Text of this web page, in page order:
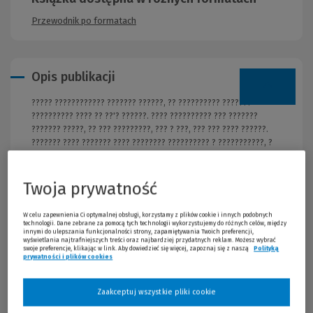
Opis publikacji
????? ???????????? ??????? ??????, ?? ?????????? ???????
?????????? ???? ?? ??'? ??????. ???? ?????????? ??? ???????
??????? ?????, ?? ??? ?????????, ??? ? ???, ??? ??? ???? ??????.
??????? ???? ??????? ???? ???????? ?????????? ? ???????????, ?
?????? ??? ???? ???????, ??????? ?????????? (Agnieszka
Czerwińska), ??????? ??? ??, ??? ??????? ???? ??????????,
???????? ???????? ? ??????? ???????? ??? ?????, ?????????
?????????? ?? ????????? ??????. ????? ?????? ???? ???????: -
??????? ? ?????? - ???????? ?????? ?????? - ?????? ???? - ?????
??????? - ?????????? ????? ??????? ???? ??????? – ?? ??????? ???
???????????? ???????? ???? ????????. ?????? ????????, ??? ?
Przewodnik po formatach
Twoja prywatność
W celu zapewnienia Ci optymalnej obsługi, korzystamy z plików cookie i innych podobnych
technologii. Dane zebrane za pomocą tych technologii wykorzystujemy do różnych celów, między
innymi do ulepszania funkcjonalności strony, zapamiętywania Twoich preferencji,
wyświetlania najtrafniejszych treści oraz najbardziej przydatnych reklam. Możesz wybrać
swoje preferencje, klikając w link. Aby dowiedzieć się więcej, zapoznaj się z naszą
Polityką
prywatności i plików cookies
Zaakceptuj wszystkie pliki cookie